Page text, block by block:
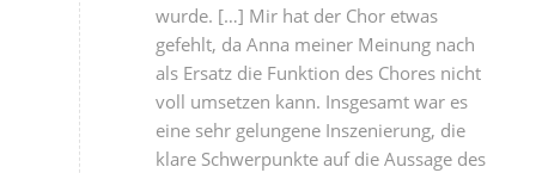
wurde. […] Mir hat der Chor etwas
gefehlt, da Anna meiner Meinung nach
als Ersatz die Funktion des Chores nicht
voll umsetzen kann. Insgesamt war es
eine sehr gelungene Inszenierung, die
klare Schwerpunkte auf die Aussage des